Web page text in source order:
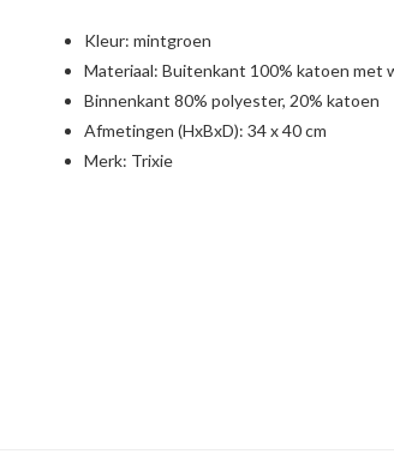
Kleur: mintgroen
Materiaal: Buitenkant 100% katoen met
Binnenkant 80% polyester, 20% katoen
Afmetingen (HxBxD): 34 x 40 cm
Merk: Trixie